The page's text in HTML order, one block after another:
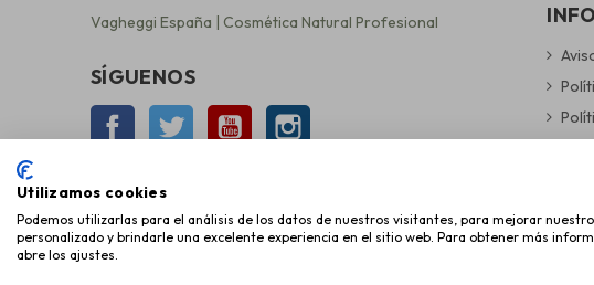
Vagheggi España | Cosmética Natural Profesional
SÍGUENOS
Facebook Twitter YouTube
Copyright © 2026 Miky Mika Cosmética, S.L.
Utilizamos cookies
Podemos utilizarlas para el análisis de los datos de nuestros visitantes, para mejorar
personalizado y brindarle una excelente experiencia en el sitio web. Para obtener más
abre los ajustes.